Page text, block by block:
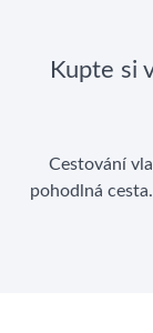
Kupte si
Cestování
pohodlná